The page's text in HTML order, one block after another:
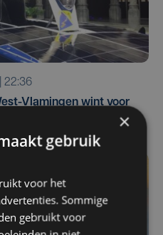
22:36
Vlamingen wint voor
×
gebruik
voor het
Sommige
gebruikt voor